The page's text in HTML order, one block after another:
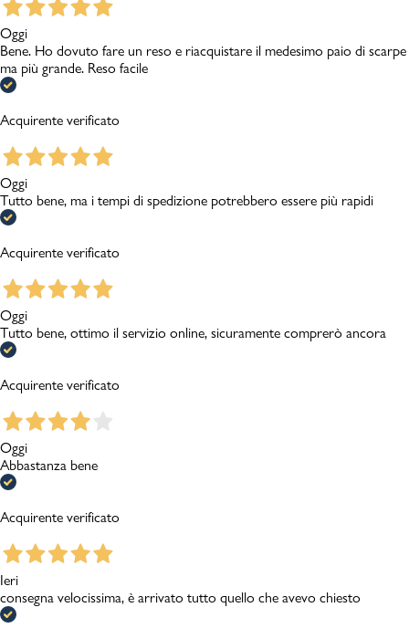
Oggi
Bene. Ho dovuto fare un reso e riacquistare il medesimo paio di scarpe
ma più grande. Reso facile
Acquirente verificato
Oggi
Tutto bene, ma i tempi di spedizione potrebbero essere più rapidi
Acquirente verificato
Oggi
Tutto bene, ottimo il servizio online, sicuramente comprerò ancora
Acquirente verificato
Oggi
Abbastanza bene
Acquirente verificato
Ieri
consegna velocissima, è arrivato tutto quello che avevo chiesto